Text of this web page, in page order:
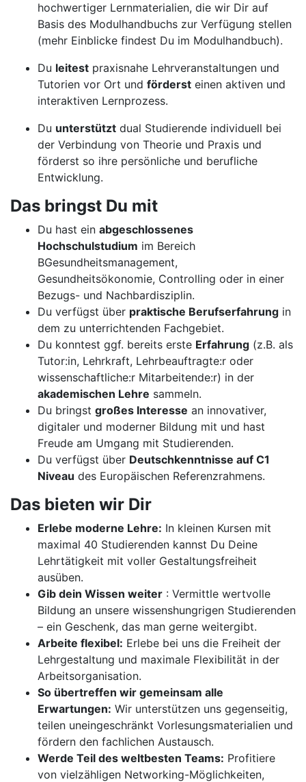
hochwertiger Lernmaterialien, die wir Dir auf
Basis des Modulhandbuchs zur Verfügung stellen
(mehr Einblicke findest Du im Modulhandbuch).
Du leitest praxisnahe Lehrveranstaltungen und
Tutorien vor Ort und förderst einen aktiven und
interaktiven Lernprozess.
Du unterstützt dual Studierende individuell bei
der Verbindung von Theorie und Praxis und
förderst so ihre persönliche und berufliche
Entwicklung.
Das bringst Du mit
Du hast ein abgeschlossenes
Hochschulstudium im Bereich
BGesundheitsmanagement,
Gesundheitsökonomie, Controlling oder in einer
Bezugs- und Nachbardisziplin.
Du verfügst über praktische Berufserfahrung in
dem zu unterrichtenden Fachgebiet.
Du konntest ggf. bereits erste Erfahrung (z.B. als
Tutor:in, Lehrkraft, Lehrbeauftragte:r oder
wissenschaftliche:r Mitarbeitende:r) in der
akademischen Lehre sammeln.
Du bringst großes Interesse an innovativer,
digitaler und moderner Bildung mit und hast
Freude am Umgang mit Studierenden.
Du verfügst über Deutschkenntnisse auf C1
Niveau des Europäischen Referenzrahmens.
Das bieten wir Dir
Erlebe moderne Lehre: In kleinen Kursen mit
maximal 40 Studierenden kannst Du Deine
Lehrtätigkeit mit voller Gestaltungsfreiheit
ausüben.
Gib dein Wissen weiter : Vermittle wertvolle
Bildung an unsere wissenshungrigen Studierenden
– ein Geschenk, das man gerne weitergibt.
Arbeite flexibel: Erlebe bei uns die Freiheit der
Lehrgestaltung und maximale Flexibilität in der
Arbeitsorganisation.
So übertreffen wir gemeinsam alle
Erwartungen: Wir unterstützen uns gegenseitig,
teilen uneingeschränkt Vorlesungsmaterialien und
fördern den fachlichen Austausch.
Werde Teil des weltbesten Teams: Profitiere
von vielzähligen Networking-Möglichkeiten,